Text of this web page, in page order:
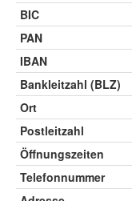
BIC
PAN
IBAN
Bankleitzahl (BLZ)
Ort
Postleitzahl
Öffnungszeiten
Telefonnummer